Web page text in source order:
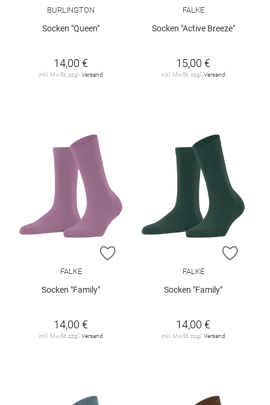
BURLINGTON
Socken "Queen"
14,00 €
inkl. MwSt. zzgl. Versand
FALKE
Socken "Active Breeze"
15,00 €
inkl. MwSt. zzgl. Versand
ZUR WUNSCHLISTE HINZUFÜGEN
FALKE
Socken "Family"
14,00 €
inkl. MwSt. zzgl. Versand
ZUR
FALKE
Socken "Family"
14,00 €
inkl. MwSt. zzgl. Versand